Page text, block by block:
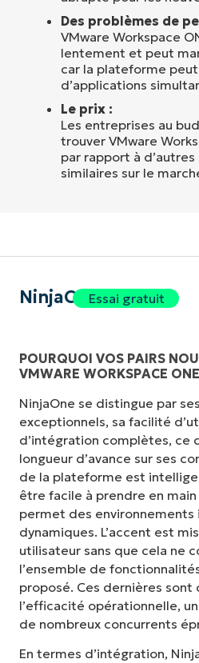
Des problèmes de
VMware Workspace
lentement et peut
car la plateforme
d’applications
Le prix :
Les entreprises au
trouver VMware
par rapport à
similaires sur le
NinjaOneEssai gratuit
POURQUOI VOS PAIRS
VMWARE WORKSPACE ONE
NinjaOne se distingue par
exceptionnels, sa facilité
d’intégration complètes, ce
longueur d’avance sur ses
de la plateforme est
être facile à prendre en
permet des
dynamiques. L’accent est
utilisateur sans que cela ne
l’ensemble de
proposé. Ces dernières
l’efficacité opérationnelle,
de nombreux concurrents
En termes d’intégration,